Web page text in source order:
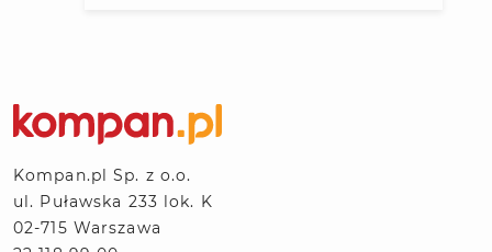
Kompan.pl Sp. z o.o.
ul. Puławska 233 lok. K
02-715 Warszawa